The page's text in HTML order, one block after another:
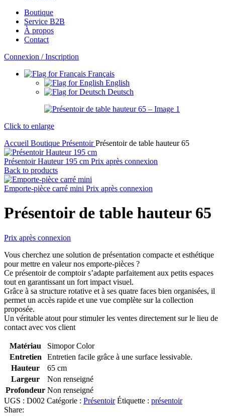
Boutique
Service B2B
À propos
Contact
Connexion / Inscription
Français
English
Deutsch
Click to enlarge
Accueil Boutique PrésentoirPrésentoir de table hauteur 65
Présentoir Hauteur 195 cm Prix après connexion
Back to products
Emporte-pièce carré mini Prix après connexion
Présentoir de table hauteur 65
Prix après connexion
Vous cherchez une solution de présentation compacte et esthétique
pour mettre en valeur nos emporte-pièces ?
Ce présentoir de comptoir s’adapte parfaitement aux petits espaces
tout en garantissant un fort impact visuel.
Grâce à sa structure rotative et à ses quatre faces bien organisées, il
permet un accès rapide et une vue complète sur la collection
proposée.
Un véritable atout pour stimuler les ventes directement sur le lieu de
contact avec vos client
Matériau
Simopor Color
Entretien
Entretien facile grâce à une surface lessivable.
Hauteur
65 cm
Largeur
Non renseigné
Profondeur Non renseigné
UGS : D002 Catégorie : Présentoir Étiquette : présentoir
Share: